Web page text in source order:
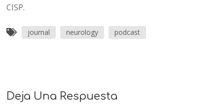
CISP.
journal neurology podcast
Deja Una Respuesta